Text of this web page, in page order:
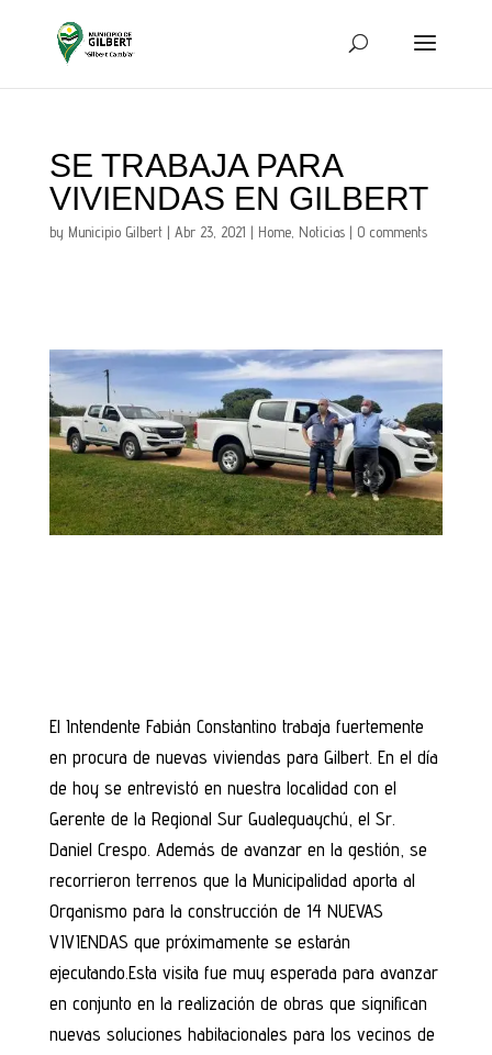
SE TRABAJA PARA
VIVIENDAS EN GILBERT
by Municipio Gilbert| Abr 23, 2021 | Home, Noticias| 0 comments
El Intendente Fabián Constantino trabaja fuertemente
en procura de nuevas viviendas para Gilbert. En el día
de hoy se entrevistó en nuestra localidad con el
Gerente de la Regional Sur Gualeguaychú, el Sr.
Daniel Crespo. Además de avanzar en la gestión, se
recorrieron terrenos que la Municipalidad aporta al
Organismo para la construcción de 14 NUEVAS
VIVIENDAS que próximamente se estarán
ejecutando.Esta visita fue muy esperada para avanzar
en conjunto en la realización de obras que significan
nuevas soluciones habitacionales para los vecinos de